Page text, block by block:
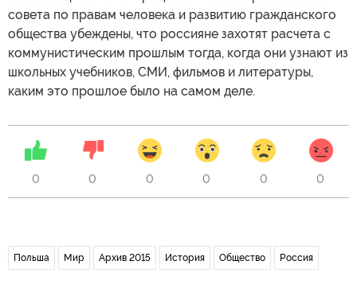
совета по правам человека и развитию гражданского
общества убеждены, что россияне захотят расчета с
коммунистическим прошлым тогда, когда они узнают из
школьных учебников, СМИ, фильмов и литературы,
каким это прошлое было на самом деле.
0 0 0 0 0 0
Польша Мир Архив 2015 История Общество Россия